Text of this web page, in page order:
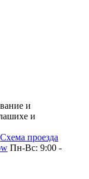
и
и
Cхема проезда
Пн-Вс: 9:00 -